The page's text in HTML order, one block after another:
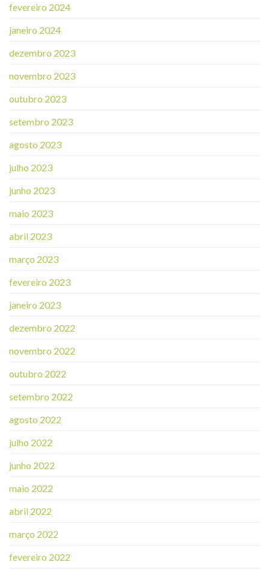
fevereiro 2024
janeiro 2024
dezembro 2023
novembro 2023
outubro 2023
setembro 2023
agosto 2023
julho 2023
junho 2023
maio 2023
abril 2023
março 2023
fevereiro 2023
janeiro 2023
dezembro 2022
novembro 2022
outubro 2022
setembro 2022
agosto 2022
julho 2022
junho 2022
maio 2022
abril 2022
março 2022
fevereiro 2022